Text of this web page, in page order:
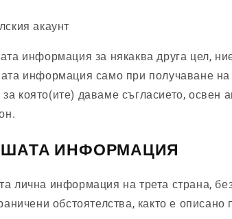
акаунт
информация за някаква друга цел,
информация само при получаване
която(ите) даваме съгласието, освен
ИНФОРМАЦИЯ
лична информация на трета страна,
обстоятелства, както е описано